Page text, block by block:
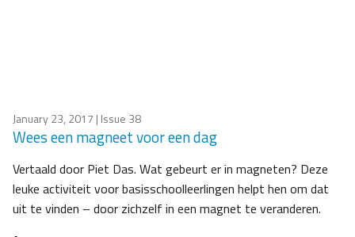
January 23, 2017 | Issue 38
Wees een magneet voor een dag
Vertaald door Piet Das. Wat gebeurt er in magneten? Deze
leuke activiteit voor basisschoolleerlingen helpt hen om dat
uit te vinden – door zichzelf in een magnet te veranderen.